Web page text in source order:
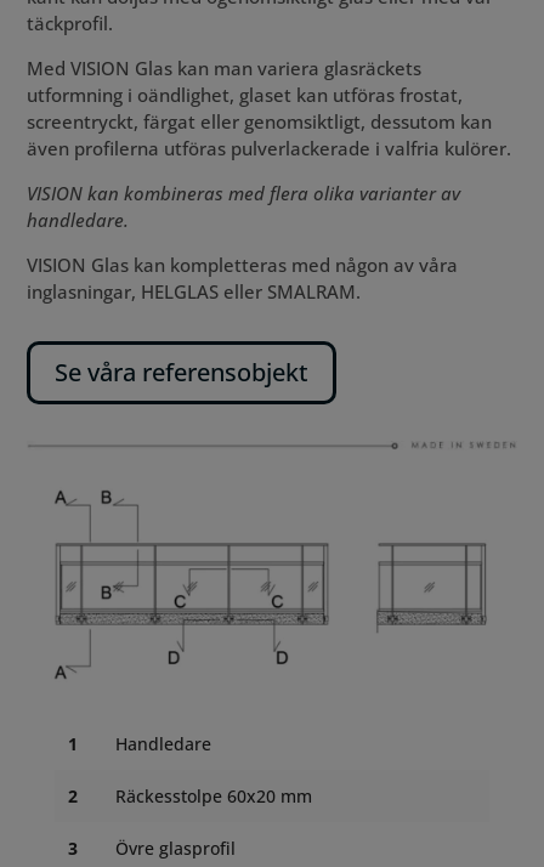
täckprofil.
Med VISION Glas kan man variera glasräckets
utformning i oändlighet, glaset kan utföras frostat,
screentryckt, färgat eller genomsiktligt, dessutom kan
även profilerna utföras pulverlackerade i valfria kulörer.
VISION kan kombineras med flera olika varianter av
handledare.
VISION Glas kan kompletteras med någon av våra
inglasningar, HELGLAS eller SMALRAM.
Se våra referensobjekt
1 Handledare
2 Räckesstolpe 60x20 mm
3 Övre glasprofil